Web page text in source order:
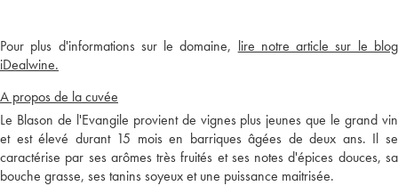
Pour plus d'informations sur le domaine, lire notre article sur le blog
iDealwine.
A propos de la cuvée
Le Blason de l'Evangile provient de vignes plus jeunes que le grand vin
et est élevé durant 15 mois en barriques âgées de deux ans. Il se
caractérise par ses arômes très fruités et ses notes d'épices douces, sa
bouche grasse, ses tanins soyeux et une puissance maitrisée.